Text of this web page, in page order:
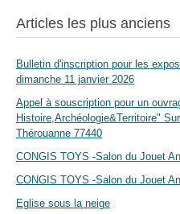
Articles les plus anciens
Bulletin d'inscription pour les
dimanche 11 janvier 2026
Appel à souscription pour un
Histoire,Archéologie&Territoire"
Thérouanne 77440
CONGIS TOYS -Salon du Jouet
CONGIS TOYS -Salon du Jouet
Eglise sous la neige